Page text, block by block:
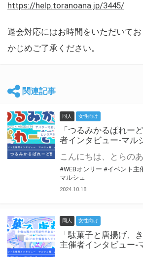
https://help.toranoana.jp/3445/
退会対応にはお時間をいただいて
かじめご了承ください。
関連記事
同人 女性向け
「つるみかるぱれーど
者インタビュー-マル
#WEBオンリー #イベント主
マルシェ
2024.10.18
同人 女性向け
「駄菓子と唐揚げ、
主催者インタビュー-